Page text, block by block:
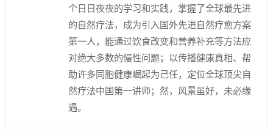
个日日夜夜的学习和实践，掌握了全球最先进
的自然疗法，成为引入国外先进自然疗愈方案
第一人，能通过饮食改变和营养补充等方法应
对绝大多数的慢性问题；以传播健康真相、帮
助许多同胞健康崛起为己任，定位全球顶尖自
然疗法中国第一讲师；然，风景虽好，未必缘
遇。